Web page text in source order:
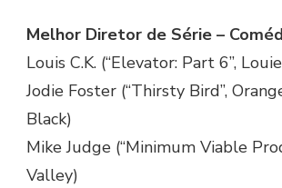
Melhor Diretor de Série –
Louis C.K. (“Elevator: Part 6”,
Jodie Foster (“Thirsty Bird”,
Black)
Mike Judge (“Minimum Viable
Valley)